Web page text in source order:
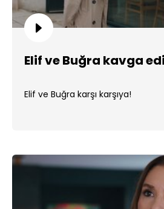
Elif ve Buğra kavga
Elif ve Buğra karşı karşıya!